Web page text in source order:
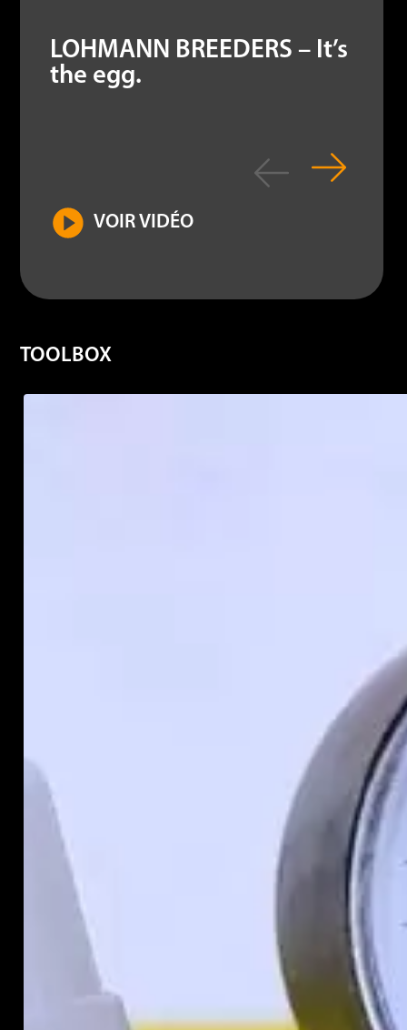
LOHMANN BREEDERS – It’s
the egg.
VOIR VIDÉO
TOOLBOX